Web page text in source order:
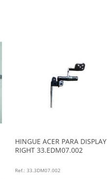
HINGUE ACER PARA DISPLAY
RIGHT 33.EDM07.002
Ref.: 33.3DM07.002